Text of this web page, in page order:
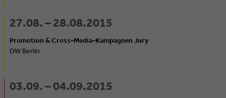
27.08. – 28.08.2015
Promotion & Cross-Media-Kampagnen Jury
DW Berlin
03.09. – 04.09.2015